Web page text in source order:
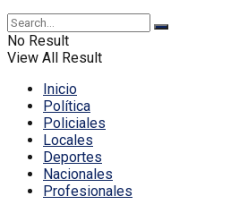
No Result
View All Result
Inicio
Política
Policiales
Locales
Deportes
Nacionales
Profesionales